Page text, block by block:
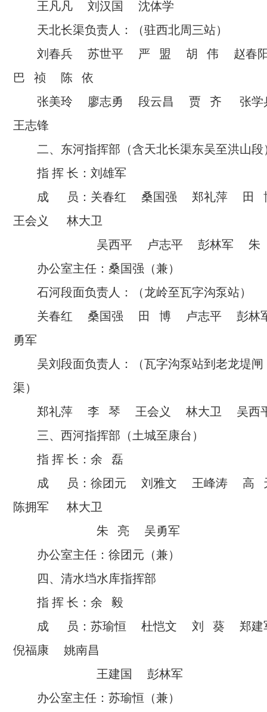
王凡凡 刘汉国 沈体学
天北长渠负责人：（驻西北周三站）
刘春兵 苏世平 严 盟 胡 伟 赵
巴 祯 陈 依
张美玲 廖志勇 段云昌 贾 齐 张
王志锋
二、东河指挥部（含天北长渠东吴至洪山段
指 挥 长：刘雄军
成 员：关春红 桑国强 郑礼萍
王会义 林大卫
吴西平 卢志平 彭林军 朱
办公室主任：桑国强（兼）
石河段面负责人：（龙岭至瓦字沟泵站）
关春红 桑国强 田 博 卢志平 彭
勇军
吴刘段面负责人：（瓦字沟泵站到老龙堤
渠）
郑礼萍 李 琴 王会义 林大卫 吴西
三、西河指挥部（土城至康台）
指 挥 长：余 磊
成 员：徐团元 刘雅文 王峰涛
陈拥军 林大卫
朱 亮 吴勇军
办公室主任：徐团元（兼）
四、清水垱水库指挥部
指 挥 长：余 毅
成 员：苏瑜恒 杜恺文 刘 葵 郑
倪福康 姚南昌
王建国 彭林军
办公室主任：苏瑜恒（兼）